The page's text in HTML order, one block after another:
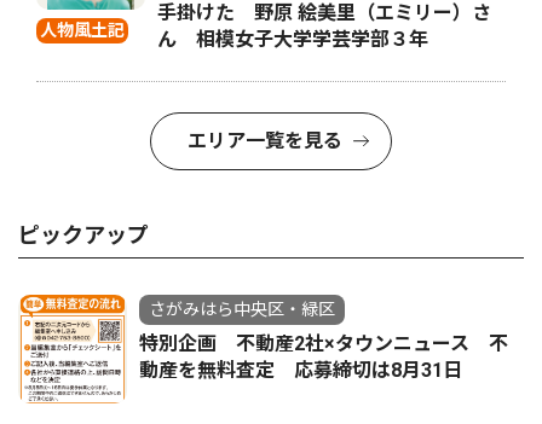
人物風土記
手掛けた 野原 絵美里（エミリー）さ
ん 相模女子大学学芸学部３年
エリア一覧を見る
ピックアップ
さがみはら中央区・緑区
特別企画 不動産2社×タウンニュース 不
動産を無料査定 応募締切は8月31日